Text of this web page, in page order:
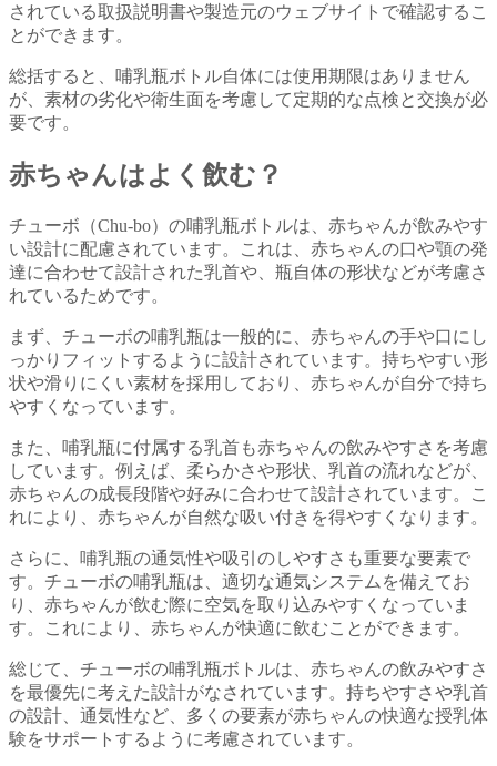
されている取扱説明書や製造元のウェブサイトで確認するこ
とができます。
総括すると、哺乳瓶ボトル自体には使用期限はありません
が、素材の劣化や衛生面を考慮して定期的な点検と交換が必
要です。
赤ちゃんはよく飲む？
チューボ（Chu-bo）の哺乳瓶ボトルは、赤ちゃんが飲みやす
い設計に配慮されています。これは、赤ちゃんの口や顎の発
達に合わせて設計された乳首や、瓶自体の形状などが考慮さ
れているためです。
まず、チューボの哺乳瓶は一般的に、赤ちゃんの手や口にし
っかりフィットするように設計されています。持ちやすい形
状や滑りにくい素材を採用しており、赤ちゃんが自分で持ち
やすくなっています。
また、哺乳瓶に付属する乳首も赤ちゃんの飲みやすさを考慮
しています。例えば、柔らかさや形状、乳首の流れなどが、
赤ちゃんの成長段階や好みに合わせて設計されています。こ
れにより、赤ちゃんが自然な吸い付きを得やすくなります。
さらに、哺乳瓶の通気性や吸引のしやすさも重要な要素で
す。チューボの哺乳瓶は、適切な通気システムを備えてお
り、赤ちゃんが飲む際に空気を取り込みやすくなっていま
す。これにより、赤ちゃんが快適に飲むことができます。
総じて、チューボの哺乳瓶ボトルは、赤ちゃんの飲みやすさ
を最優先に考えた設計がなされています。持ちやすさや乳首
の設計、通気性など、多くの要素が赤ちゃんの快適な授乳体
験をサポートするように考慮されています。